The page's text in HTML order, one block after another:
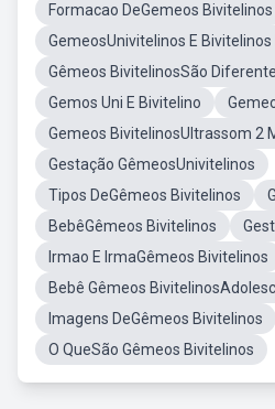
Formacao DeGemeos Bivitelinos
GemeosUnivitelinos E Bivitelinos
Gêmeos BivitelinosSão
Gemos Uni E Bivitelino
Gemeos BivitelinosUltrassom 2
Gestação GêmeosUnivitelinos
Tipos DeGêmeos Bivitelinos
BebêGêmeos Bivitelinos
Irmao E IrmaGêmeos Bivitelinos
Bebê Gêmeos
Imagens DeGêmeos Bivitelinos
O QueSão Gêmeos Bivitelinos